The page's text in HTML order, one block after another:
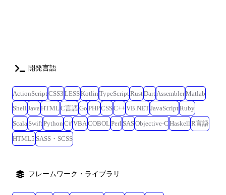
開発言語
ActionScriptCSS3 LESSKotlin TypeScriptRustDartAssemblerMatlab
Shell JavaHTML C言語Go PHPCSSC++VB.NETJavaScriptRuby
Scala SwiftPython C#VBACOBOL Perl SASObjective-C Haskell R言語
HTML5 SASS・SCSS
フレームワーク・ライブラリ